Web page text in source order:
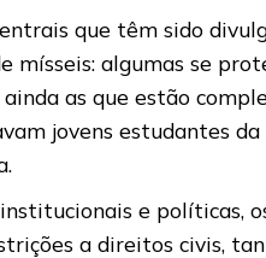
que têm sido
mísseis: algumas se
ainda as que estão
jovens estudantes
e
a direitos civis,